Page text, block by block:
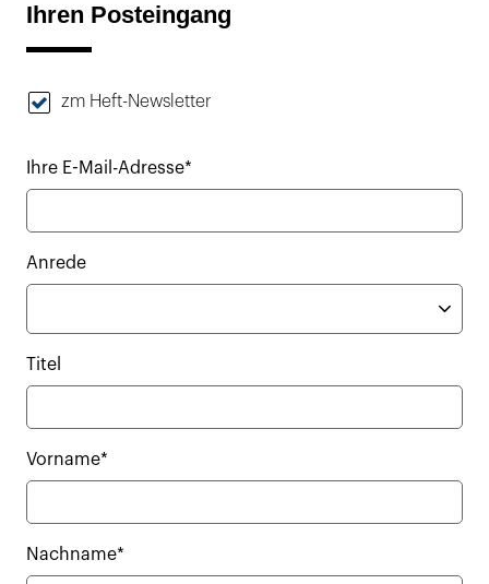
Ihren Posteingang
zm Heft-Newsletter
Ihre E-Mail-Adresse*
Anrede
Titel
Vorname*
Nachname*